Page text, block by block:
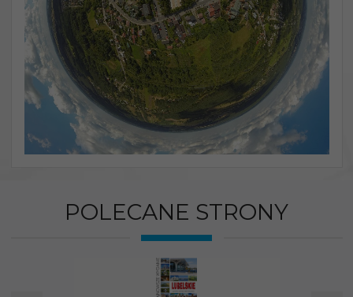
POLECANE STRONY